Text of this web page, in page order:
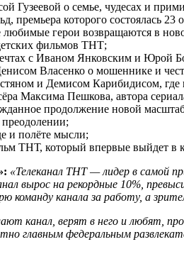
Гузеевой о семье, чудесах и
которого состоялась 23
герои возвращаются в
фильмов ТНТ;
с Иваном Янковским и Юрой
Власенко о мошеннике и
и Демисом Карибидисом, где
Максима Пешкова, автора
продолжение новой
и полёте мысли;
ТНТ, который впервые выйдет в
«Телеканал ТНТ — лидер в самой
вырос на рекордные 10%,
канала за работу, а
канал, верят в него и любят,
главным федеральным